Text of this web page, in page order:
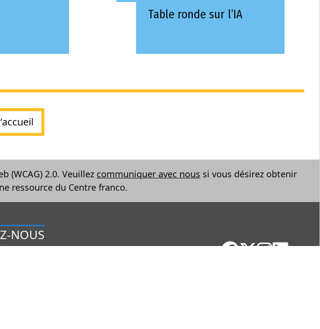
Table ronde sur l’IA
(WCAG) 2.0. Veuillez communiquer avec nous si vous désirez obtenir
ressource du Centre franco.
NOUS
Laurent,
Facebook
X Instagram
LinkedIn